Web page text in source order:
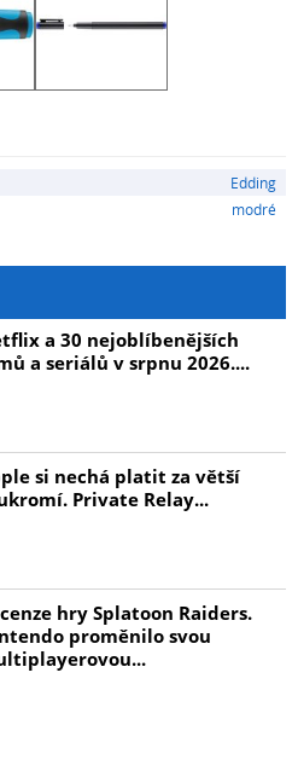
Edding
modré
a 30 nejoblíbenějších
a seriálů v srpnu 2026....
si nechá platit za větší
Private Relay...
hry Splatoon Raiders.
proměnilo svou